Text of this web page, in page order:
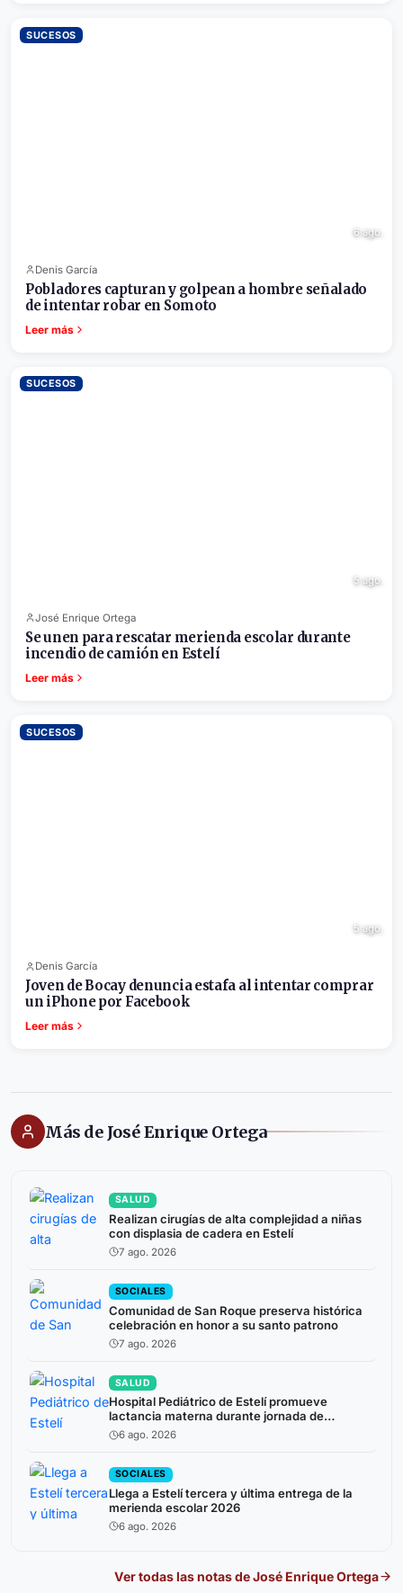
SUCESOS
6 ago.
Denis García
Pobladores capturan y golpean a hombre señalado
de intentar robar en Somoto
Leer más
SUCESOS
5 ago.
José Enrique Ortega
Se unen para rescatar merienda escolar durante
incendio de camión en Estelí
Leer más
SUCESOS
5 ago.
Denis García
Joven de Bocay denuncia estafa al intentar comprar
un iPhone por Facebook
Leer más
Más de José Enrique Ortega
SALUD
Realizan cirugías de alta complejidad a niñas
con displasia de cadera en Estelí
7 ago. 2026
SOCIALES
Comunidad de San Roque preserva histórica
celebración en honor a su santo patrono
7 ago. 2026
SALUD
Hospital Pediátrico de Estelí promueve
lactancia materna durante jornada de
atención a niños prematuros
6 ago. 2026
SOCIALES
Llega a Estelí tercera y última entrega de la
merienda escolar 2026
6 ago. 2026
Ver todas las notas deJosé Enrique Ortega